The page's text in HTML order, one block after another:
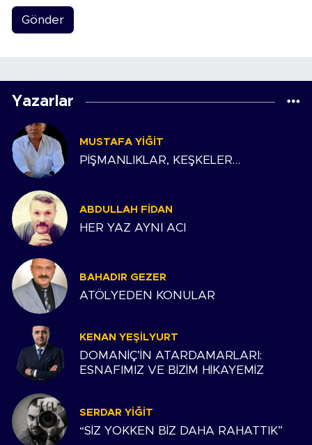
Gönder
Yazarlar
MUSTAFA YIĞIT
PİŞMANLIKLAR, KEŞKELER…
ABDULLAH FIDAN
HER YAZ AYNI ACI
BAHADIR GEZER
ATÖLYEDEN KONULAR
KENAN YEŞILYURT
DOMANİÇ’İN ATARDAMARLARI:
ESNAFIMIZ VE BİZİM HİKAYEMİZ
SERDAR YIĞIT
“SİZ YOKKEN BİZ DAHA RAHATTIK”